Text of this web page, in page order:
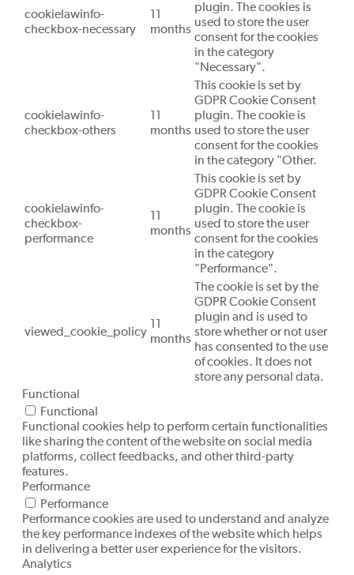
cookielawinfo-
checkbox-necessary
months
plugin. The cookies is
used to store the user
consent for the cookies
in the category
"Necessary".
cookielawinfo-
checkbox-others
months
This cookie is set by
GDPR Cookie Consent
plugin. The cookie is
used to store the user
consent for the cookies
in the category "Other.
cookielawinfo-
checkbox-
performance
months
This cookie is set by
GDPR Cookie Consent
plugin. The cookie is
used to store the user
consent for the cookies
in the category
"Performance".
viewed_cookie_policy
months
The cookie is set by the
GDPR Cookie Consent
plugin and is used to
store whether or not user
has consented to the use
of cookies. It does not
store any personal data.
Functional
Functional
Functional cookies help to perform certain functionalities
like sharing the content of the website on social media
platforms, collect feedbacks, and other third-party
features.
Performance
Performance
Performance cookies are used to understand and analyze
the key performance indexes of the website which helps
in delivering a better user experience for the visitors.
Analytics